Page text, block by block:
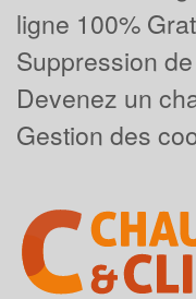
ligne 100%
Suppression
Devenez un
Gestion des